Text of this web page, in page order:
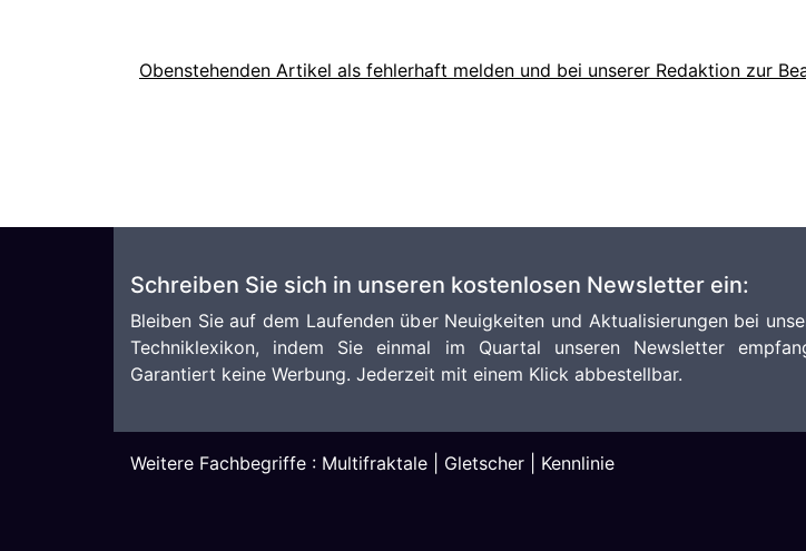
Obenstehenden Artikel als fehlerhaft melden und bei unserer Redaktion zur
Schreiben Sie sich in unseren kostenlosen Newsletter ein:
Bleiben Sie auf dem Laufenden über Neuigkeiten und Aktualisierungen bei
Techniklexikon, indem Sie einmal im Quartal unseren Newsletter
Garantiert keine Werbung. Jederzeit mit einem Klick abbestellbar.
Weitere Fachbegriffe : Multifraktale Gletscher Kennlinie